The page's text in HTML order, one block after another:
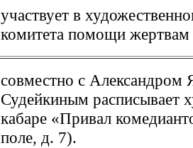
участвует в
комитета помощи
совместно с Александром
Судейкиным расписывает
кабаре «Привал
поле, д. 7).